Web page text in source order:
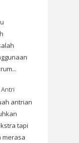
antrian
tapi
merasa